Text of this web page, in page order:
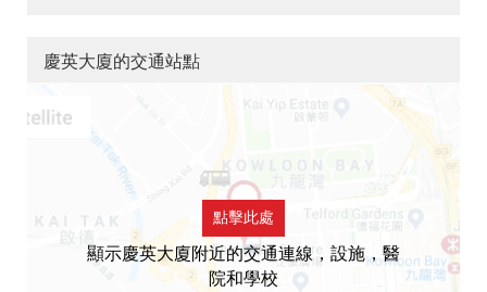
慶英大廈的交通站點
點擊此處
顯示慶英大廈附近的交通連線，設施，醫
院和學校